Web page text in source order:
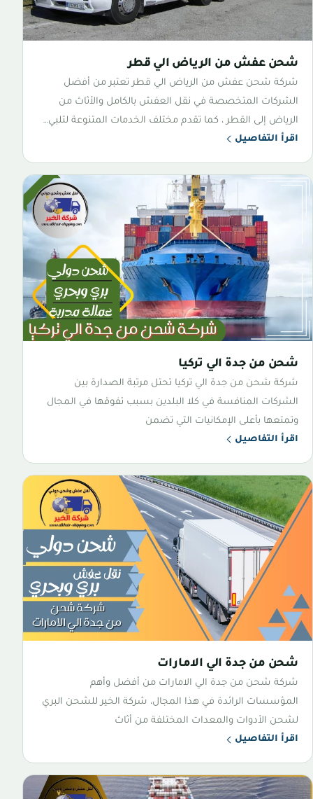
شحن عفش من الرياض الي قطر
شركة شحن عفش من الرياض الي قطر تعتبر من أفضل
الشركات المتخصصة في نقل العفش بالكامل والأثاث من
الرياض إلى القطر ، كما تقدم مختلف الخدمات المتنوعة لتلبي…
اقرأ التفاصيل
شحن من جدة الي تركيا
شركة شحن من جدة الي تركيا تحتل مرتبة الصدارة بين
الشركات المنافسة في كلا البلدين بسبب تفوقها في المجال
وتمتعها بأعلى الإمكانيات التي تضمن
اقرأ التفاصيل
شحن من جدة الي الامارات
شركة شحن من جدة الي الامارات من أفضل وأهم
المؤسسات الرائدة في هذا المجال، شركة الخير للشحن البري
لشحن الأدوات والمعدات المختلفة من أثاث
اقرأ التفاصيل